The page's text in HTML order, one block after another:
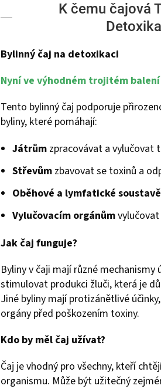
K čemu čajová
Bylinný čaj na detoxikaci
Nyní ve výhodném trojitém
Tento bylinný čaj podporuje
byliny, které pomáhají:
Játrům zpracovávat a vylučovat
Střevům zbavovat se toxinů a
Oběhové a lymfatické soustavě
Vylučovacím orgánům
Jak čaj funguje?
Byliny v čaji mají různé
stimulovat produkci žluči, která je
Jiné byliny mají protizánětlivé
orgány před poškozením toxiny.
Kdo by měl čaj užívat?
Čaj je vhodný pro všechny, kteří
organismu. Může být užitečný